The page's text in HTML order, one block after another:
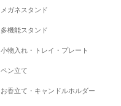
メガネスタンド
多機能スタンド
小物入れ・トレイ・プレート
ペン立て
お香立て・キャンドルホルダー